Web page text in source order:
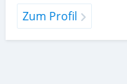
Zum Profil